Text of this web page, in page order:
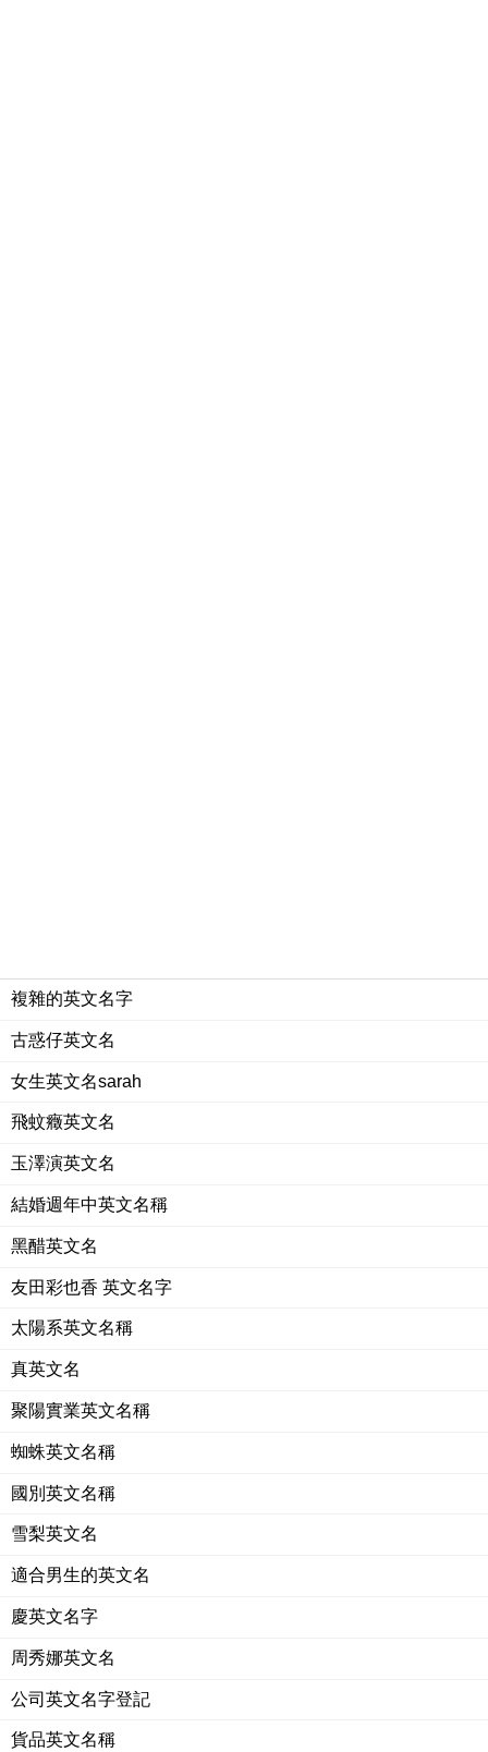
複雜的英文名字
古惑仔英文名
女生英文名sarah
飛蚊癥英文名
玉澤演英文名
結婚週年中英文名稱
黑醋英文名
友田彩也香 英文名字
太陽系英文名稱
真英文名
聚陽實業英文名稱
蜘蛛英文名稱
國別英文名稱
雪梨英文名
適合男生的英文名
慶英文名字
周秀娜英文名
公司英文名字登記
貨品英文名稱